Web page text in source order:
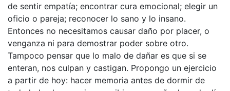
de sentir empatía; encontrar cura emocional; elegir un
oficio o pareja; reconocer lo sano y lo insano.
Entonces no necesitamos causar daño por placer, o
venganza ni para demostrar poder sobre otro.
Tampoco pensar que lo malo de dañar es que si se
enteran, nos culpan y castigan. Propongo un ejercicio
a partir de hoy: hacer memoria antes de dormir de